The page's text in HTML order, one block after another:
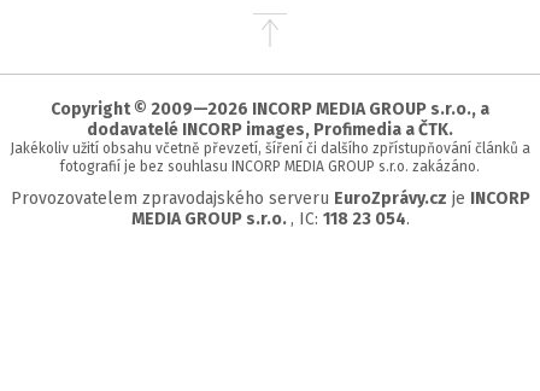
Přejít
stránky
Copyright © 2009—2026 INCORP MEDIA GROUP s.r.o., a
dodavatelé INCORP images, Profimedia a ČTK.
Jakékoliv užití obsahu včetně převzetí, šíření či dalšího zpřístupňování článků a
fotografií je bez souhlasu INCORP MEDIA GROUP s.r.o. zakázáno.
Provozovatelem zpravodajského serveru EuroZprávy.cz je INCORP
MEDIA GROUP s.r.o. , IC: 118 23 054.